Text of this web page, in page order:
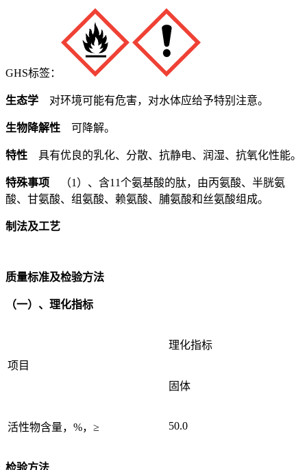
GHS标签：
生态学 对环境可能有危害，对水体应给予特别注意。
生物降解性 可降解。
特性 具有优良的乳化、分散、抗静电、润湿、抗氧化性能。
特殊事项
（1）、含11个氨基酸的肽，由丙氨酸、半胱氨
酸、甘氨酸、组氨酸、赖氨酸、脯氨酸和丝氨酸组成。
制法及工艺
质量标准及检验方法
（一）、理化指标
项目
理化指标
固体
活性物含量，%，≥ 50.0
检验方法